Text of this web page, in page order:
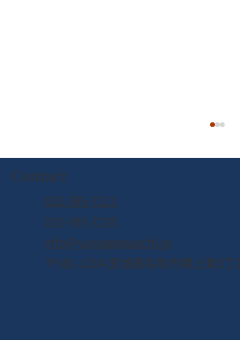
Contact
022-395-7211
022-395-7235
info@yuriageasaichi.jp
〒981-1204 宮城県名取市閖上東3丁